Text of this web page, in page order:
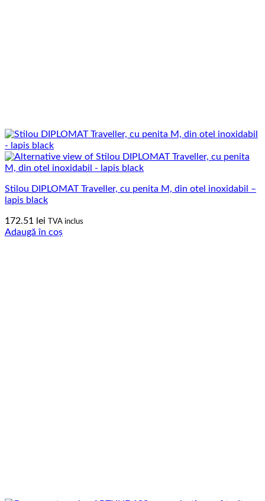
Stilou DIPLOMAT Traveller, cu penita M, din otel inoxidabil –
lapis black
172.51 lei TVA inclus
Adaugă în coș